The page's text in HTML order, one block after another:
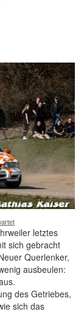
letztes
sich gebracht
Querlenker,
ausbeulen:
des Getriebes,
sich das